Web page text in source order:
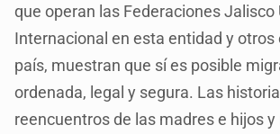
que operan las Federaciones Jalisco
Internacional en esta entidad y otros
país, muestran que sí es posible
ordenada, legal y segura. Las
reencuentros de las madres e hijos